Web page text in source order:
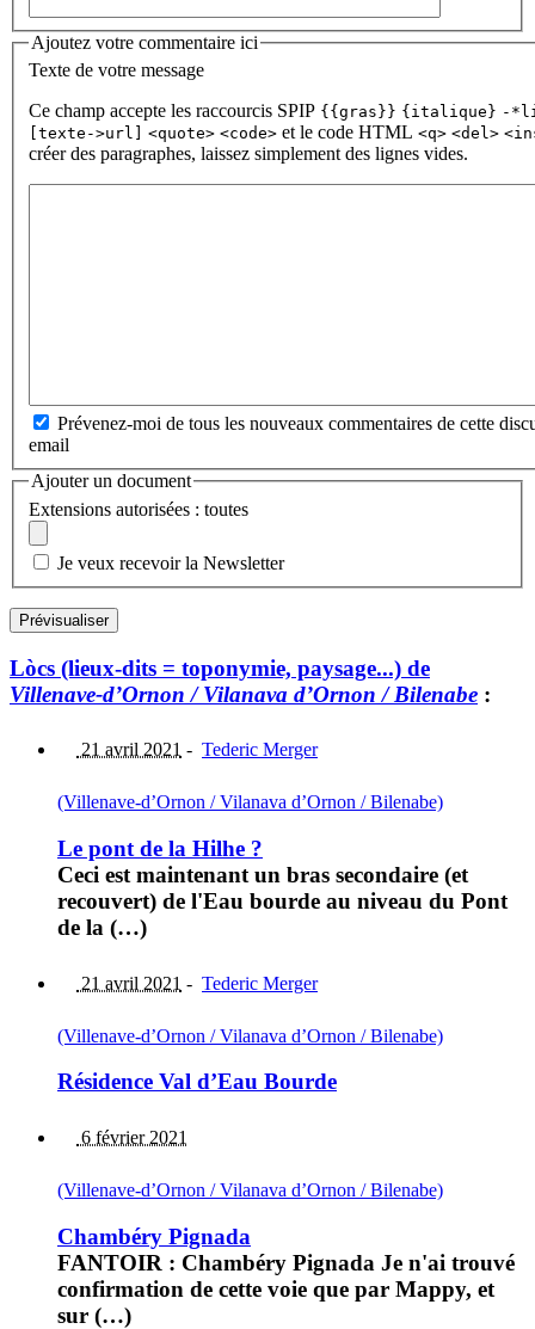
Ajoutez votre commentaire ici
Texte de votre message
Ce champ accepte les raccourcis SPIP {{gras}} {italique} -
[texte->url]
<quote> <code> et le code HTML <q> <del>
créer des paragraphes, laissez simplement des lignes vides.
Prévenez-moi de tous les nouveaux commentaires de cette
email
Ajouter un document
Extensions autorisées : toutes
Je veux recevoir la Newsletter
Lòcs (lieux-dits = toponymie, paysage...) de
Villenave-d’Ornon / Vilanava d’Ornon / Bilenabe :
21 avril 2021 - Tederic Merger
(Villenave-d’Ornon / Vilanava d’Ornon / Bilenabe)
Le pont de la Hilhe ?
Ceci est maintenant un bras secondaire (et
recouvert) de l'Eau bourde au niveau du Pont
de la (…)
21 avril 2021 - Tederic Merger
(Villenave-d’Ornon / Vilanava d’Ornon / Bilenabe)
Résidence Val d’Eau Bourde
6 février 2021
(Villenave-d’Ornon / Vilanava d’Ornon / Bilenabe)
Chambéry Pignada
FANTOIR : Chambéry Pignada Je n'ai trouvé
confirmation de cette voie que par Mappy, et
sur (…)